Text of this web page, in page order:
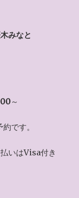
みなと
～
です。
いはVisa付き